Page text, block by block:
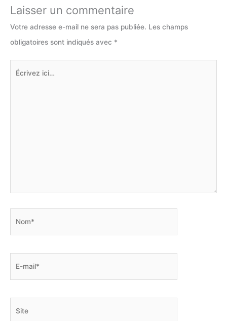
Laisser un commentaire
Votre adresse e-mail ne sera pas publiée. Les champs
obligatoires sont indiqués avec *